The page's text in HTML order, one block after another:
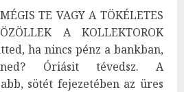
TE VAGY A TÖKÉLETES
A KOLLEKTOROK
ha nincs pénz a bankban,
Óriásit tévedsz. A
sötét fejezetében az üres